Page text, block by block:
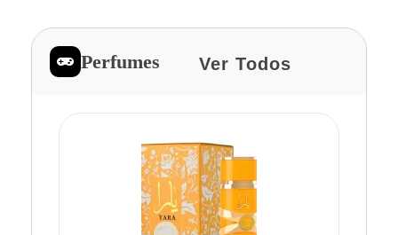
Perfumes Ver Todos